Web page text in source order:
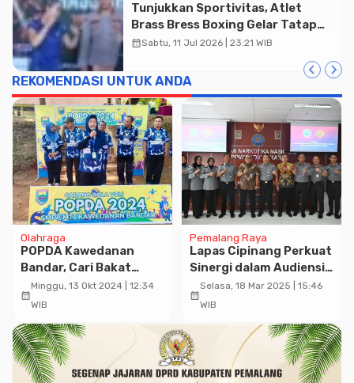
Tunjukkan Sportivitas, Atlet
Brass Bress Boxing Gelar Tatap
Muka Resmi di Kajen
calendar_monthSabtu, 11 Jul 2026 | 23:21 WIB
REKOMENDASI UNTUK ANDA
Olahraga
POPDA Kawedanan
Bandar, Cari Bakat
Siswa di Bidang
Olahraga Voli dan Sepak
calendar_month
Minggu, 13 Okt 2024 | 12:34
WIB
Pemalang Raya
Lapas Cipinang Perkuat
Sinergi dalam Audiensi
ke BNNP Jakarta untuk
Dukung P4GN
calendar_month
Selasa, 18 Mar 2025 | 15:46
WIB